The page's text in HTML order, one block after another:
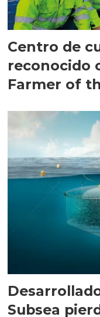
Centro de
reconocido
Farmer of
Subsea